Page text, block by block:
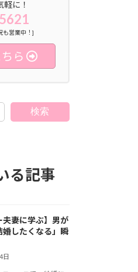
に！
も営業中！]
ちら
検索
る記事
夫妻に学ぶ】男が
婚したくなる」瞬
日